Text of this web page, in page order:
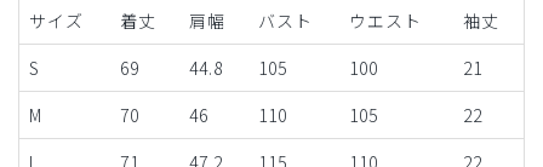
サイズ 着丈 肩幅 バスト ウエスト
袖丈
S
69 44.8 105 100
21
M
70 46 110 105
22